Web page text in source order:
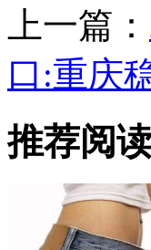
上一篇：
口:重庆
推荐阅